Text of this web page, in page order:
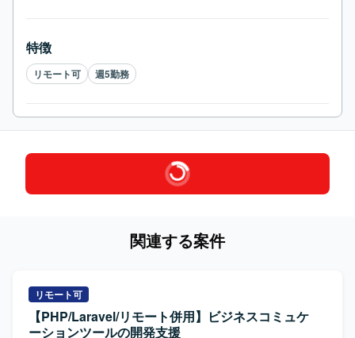
特徴
リモート可 週5勤務
関連する案件
リモート可
【PHP/Laravel/リモート併用】ビジネスコミュケ
ーションツールの開発支援